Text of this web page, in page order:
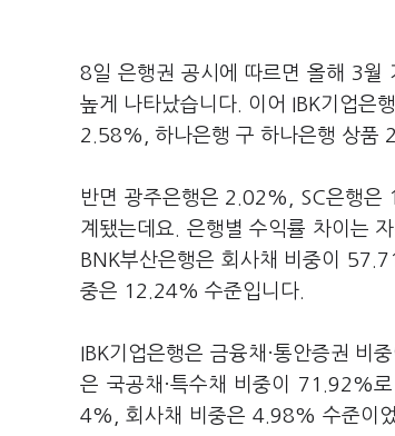
8일 은행권 공시에 따르면 올해 3월
높게 나타났습니다. 이어 IBK기업
2.58%, 하나은행 구 하나은행 상품
반면 광주은행은 2.02%, SC은행
계됐는데요. 은행별 수익률 차이는
BNK부산은행은 회사채 비중이
중은 12.24% 수준입니다.
IBK기업은행은 금융채·통안증권
은 국공채·특수채 비중이 71.92%
4%, 회사채 비중은 4.98% 수준이